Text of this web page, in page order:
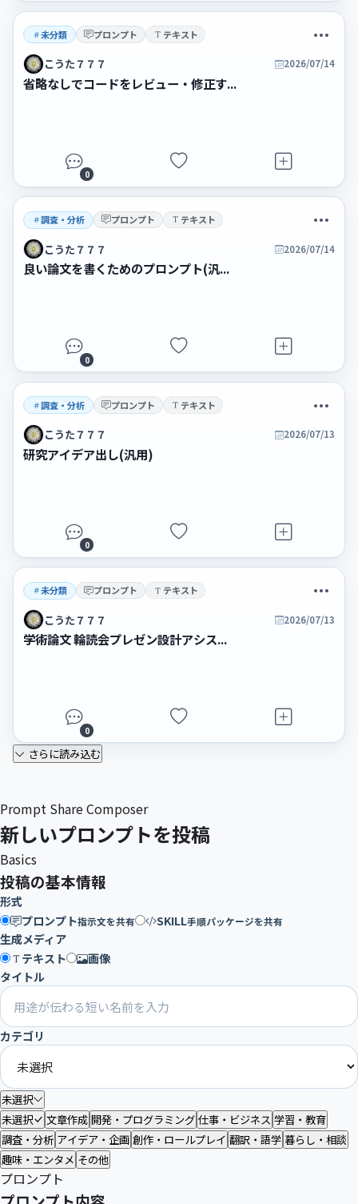
未分類 プロンプト テキスト
2026/07/14
こうた７７７
省略なしでコードをレビュー・修正す...
0
調査・分析 プロンプト テキスト
2026/07/14
こうた７７７
良い論文を書くためのプロンプト(汎...
0
調査・分析 プロンプト テキスト
2026/07/13
こうた７７７
研究アイデア出し(汎用)
0
未分類 プロンプト テキスト
2026/07/13
こうた７７７
学術論文 輪読会プレゼン設計アシス...
0
さらに読み込む
Prompt Share Composer
新しいプロンプトを投稿
Basics
投稿の基本情報
形式
プロンプト指示文を共有 SKILL手順パッケージを共有
生成メディア
テキスト
画像
タイトル
カテゴリ
未選択
未選択
文章作成 開発・プログラミング 仕事・ビジネス 学習・教育
調査・分析 アイデア・企画 創作・ロールプレイ 翻訳・語学 暮らし・相談
趣味・エンタメ その他
プロンプト